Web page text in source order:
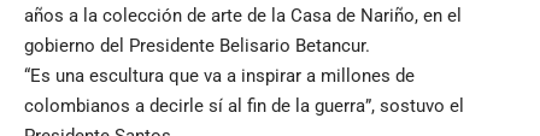
años a la colección de arte de la Casa de Nariño, en el
gobierno del Presidente Belisario Betancur.
“Es una escultura que va a inspirar a millones de
colombianos a decirle sí al fin de la guerra”, sostuvo el